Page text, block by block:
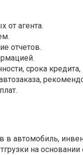
от агента.
отчетов.
срока
в автомобиль,
на основании